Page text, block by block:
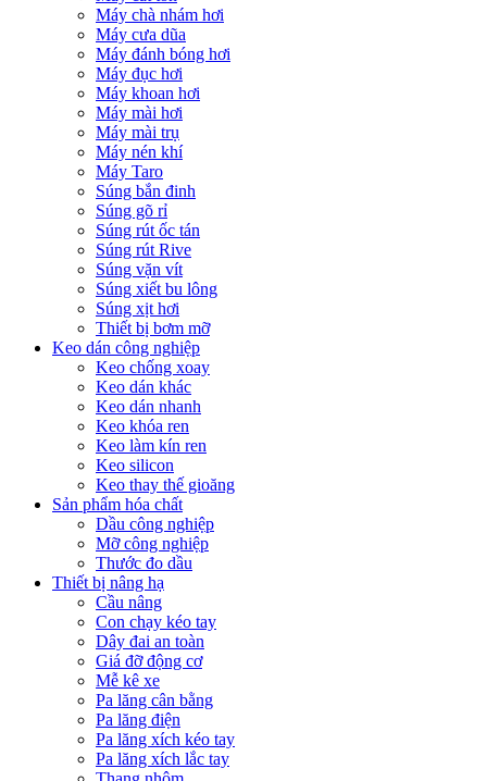
Máy chà nhám hơi
Máy cưa dũa
Máy đánh bóng hơi
Máy đục hơi
Máy khoan hơi
Máy mài hơi
Máy mài trụ
Máy nén khí
Máy Taro
Súng bắn đinh
Súng gõ rỉ
Súng rút ốc tán
Súng rút Rive
Súng vặn vít
Súng xiết bu lông
Súng xịt hơi
Thiết bị bơm mỡ
Keo dán công nghiệp
Keo chống xoay
Keo dán khác
Keo dán nhanh
Keo khóa ren
Keo làm kín ren
Keo silicon
Keo thay thế gioăng
Sản phẩm hóa chất
Dầu công nghiệp
Mỡ công nghiệp
Thước đo dầu
Thiết bị nâng hạ
Cầu nâng
Con chạy kéo tay
Dây đai an toàn
Giá đỡ động cơ
Mễ kê xe
Pa lăng cân bằng
Pa lăng điện
Pa lăng xích kéo tay
Pa lăng xích lắc tay